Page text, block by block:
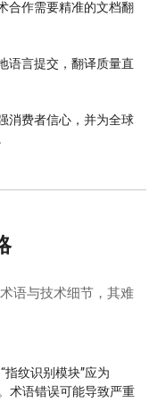
合作需要精准的文档翻
语言提交，翻译质量直
消费者信心，并为全球
语与技术细节，其难
指纹识别模块”应为
术语错误可能导致严重